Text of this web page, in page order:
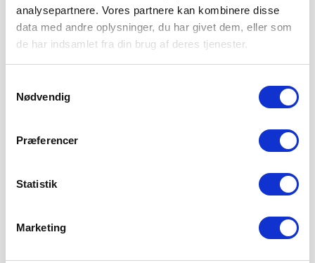
analysepartnere. Vores partnere kan kombinere disse
data med andre oplysninger, du har givet dem, eller som
de har indsamlet fra din brug af deres tjenester.
Nødvendig
Præferencer
Statistik
Marketing